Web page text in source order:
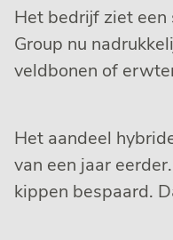
Het bedrijf ziet een
Group nu
veldbonen of
Het aandeel
van een jaar
kippen bespaard.